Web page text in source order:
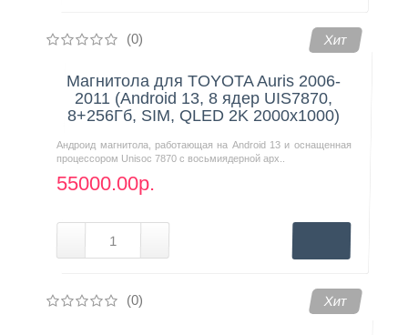
(0) Хит
Магнитола для TOYOTA Auris 2006-
2011 (Android 13, 8 ядер UIS7870,
8+256Гб, SIM, QLED 2K 2000x1000)
Андроид магнитола, работающая на Android 13 и оснащенная
процессором Unisoc 7870 с восьмиядерной арх..
55000.00р.
(0) Хит